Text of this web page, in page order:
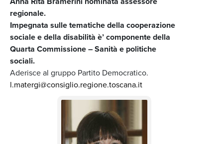
regionale.
Impegnata sulle tematiche della cooperazione
sociale e della disabilità è’ componente della
Quarta Commissione – Sanità e politiche
sociali.
Aderisce al gruppo Partito Democratico.
l.matergi@consiglio.regione.toscana.it